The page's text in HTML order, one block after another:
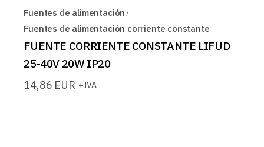
Fuentes de alimentación
Fuentes de alimentación corriente constante
FUENTE CORRIENTE CONSTANTE LIFUD
25-40V 20W IP20
14,86 EUR +IVA